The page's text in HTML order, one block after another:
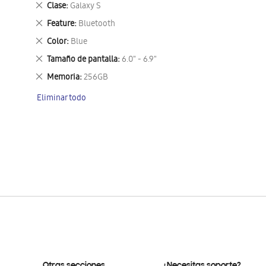
Clase Galaxy S
Eliminar
este
artículo
Feature Bluetooth
Eliminar
este
artículo
Color Blue
Eliminar
este
artículo
Tamaño de pantalla 6.0" - 6.9"
Eliminar
este
artículo
Memoria 256GB
Eliminar
artículo
Eliminar todo